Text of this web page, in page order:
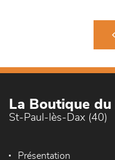
La Boutique du
St-Paul-lès-Dax (40)
Présentation